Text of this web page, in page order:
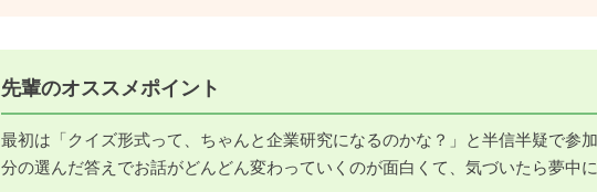
先輩のオススメポイント
最初は「クイズ形式って、ちゃんと企業研究になるのかな？」と半信半疑で参
分の選んだ答えでお話がどんどん変わっていくのが面白くて、気づいたら夢中